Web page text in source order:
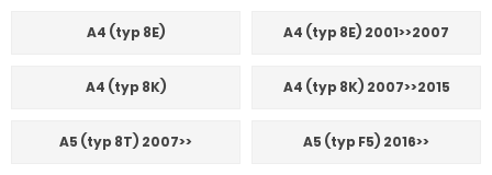
A4 (typ 8E) A4 (typ 8E) 2001>>2007
A4 (typ 8K) A4 (typ 8K) 2007>>2015
A5 (typ 8T) 2007>> A5 (typ F5) 2016>>